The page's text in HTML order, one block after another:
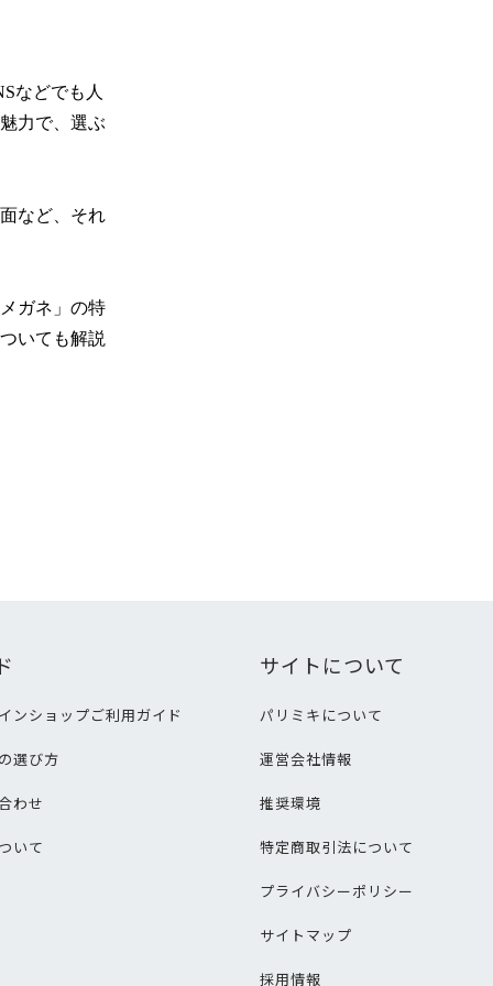
などでも人
力で、選ぶ
など、それ
ガネ」の特
いても解説
ンショップご利用ガイド
選び方
わせ
いて
サイトについて
パリミキについて
運営会社情報
推奨環境
特定商取引法について
プライバシーポリシー
サイトマップ
採用情報